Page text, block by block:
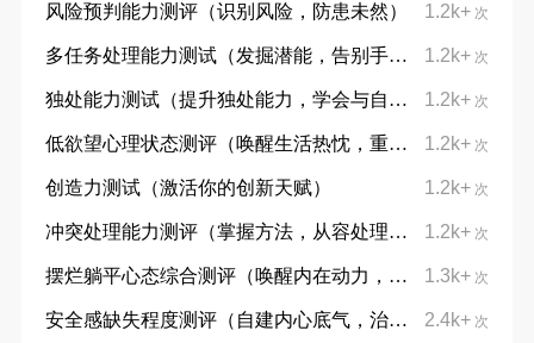
1.2k+ 次
风险预判能力测评（识别风险，防患未然）
1.2k+ 次
多任务处理能力测试（发掘潜能，告别手忙脚乱）
1.2k+ 次
独处能力测试（提升独处能力，学会与自己对话）
1.2k+ 次
低欲望心理状态测评（唤醒生活热忱，重拾向上力量）
1.2k+ 次
创造力测试（激活你的创新天赋）
1.2k+ 次
冲突处理能力测评（掌握方法，从容处理分歧）
1.3k+ 次
摆烂躺平心态综合测评（唤醒内在动力，摆脱躺平摆烂心态）
2.4k+ 次
安全感缺失程度测评（自建内心底气，治愈不安与敏感）